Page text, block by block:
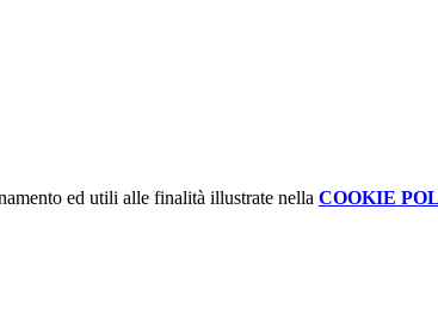
ed utili alle finalità illustrate nella COOKIE